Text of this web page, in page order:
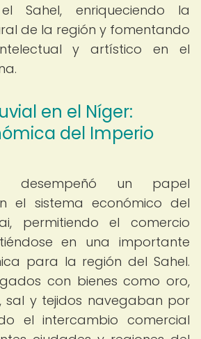
Sahel, enriqueciendo la
de la región y fomentando
y artístico en el
en el Níger:
del Imperio
un papel
el sistema económico del
permitiendo el comercio
en una importante
para la región del Sahel.
con bienes como oro,
sal y tejidos navegaban por
el intercambio comercial